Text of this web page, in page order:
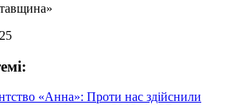
«Анна»: Проти нас здійснили